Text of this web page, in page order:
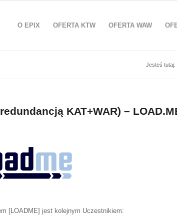
O EPIX OFERTA KTW OFERTA WAW
Jesteś tutaj:
KAT+WAR) –
[LOADME] jest kolejnym Uczestnikiem: